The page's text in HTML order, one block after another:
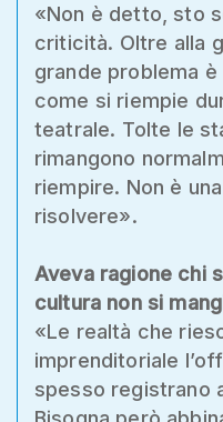
«Non è detto, sto
criticità. Oltre alla
grande problema
come si riempie
teatrale. Tolte le
rimangono
riempire. Non è
risolvere».
Aveva ragione chi
cultura non si
«Le realtà che
imprenditoriale
spesso registrano